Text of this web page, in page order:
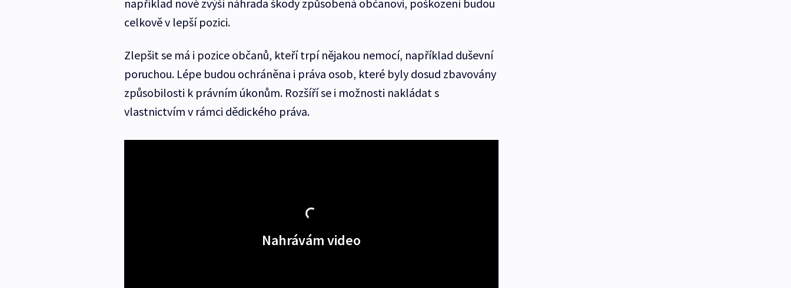
například nově zvýší náhrada škody způsobená občanovi, poškození budou
celkově v lepší pozici.
Zlepšit se má i pozice občanů, kteří trpí nějakou nemocí, například duševní
poruchou. Lépe budou ochráněna i práva osob, které byly dosud zbavovány
způsobilosti k právním úkonům. Rozšíří se i možnosti nakládat s
vlastnictvím v rámci dědického práva.
Nahrávám video